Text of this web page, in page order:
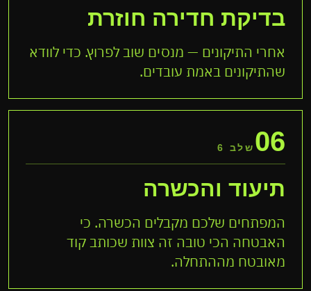
בדיקת חדירה חוזרת
אחרי התיקונים — מנסים שוב לפרוץ. כדי לוודא
שהתיקונים באמת עובדים.
06 שלב 6
תיעוד והכשרה
המפתחים שלכם מקבלים הכשרה. כי
האבטחה הכי טובה זה צוות שכותב קוד
מאובטח מההתחלה.